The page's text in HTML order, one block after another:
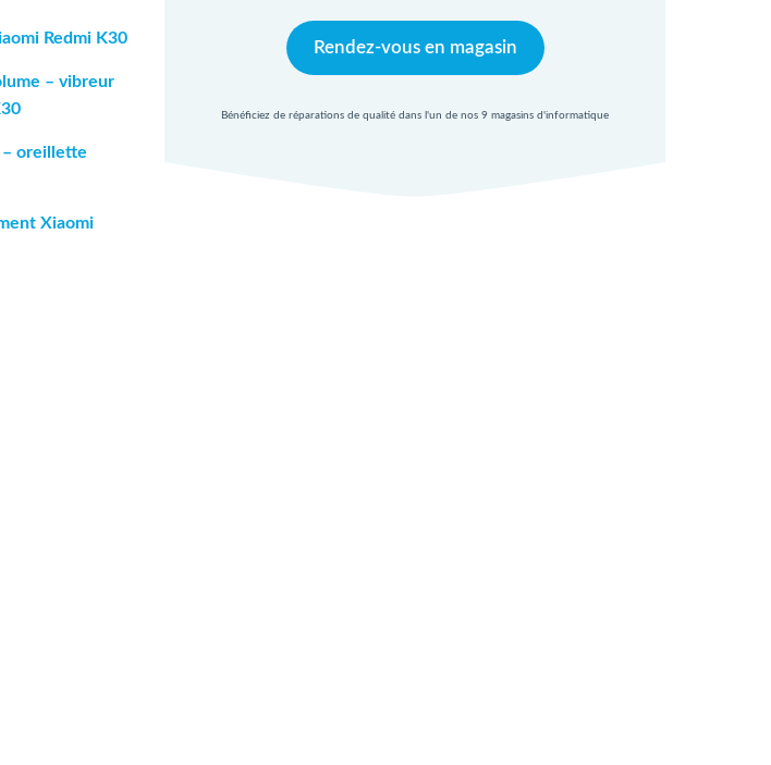
Redmi K30
– vibreur
– oreillette
Xiaomi
Rendez-vous en magasin
Bénéficiez de réparations de qualité dans l'un de nos 9 magasins d'informatique